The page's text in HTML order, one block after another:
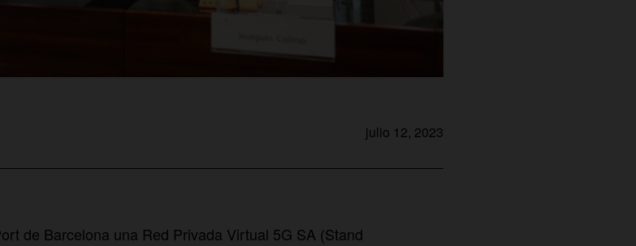
julio 12, 2023
de Barcelona una Red Privada Virtual 5G SA (Stand